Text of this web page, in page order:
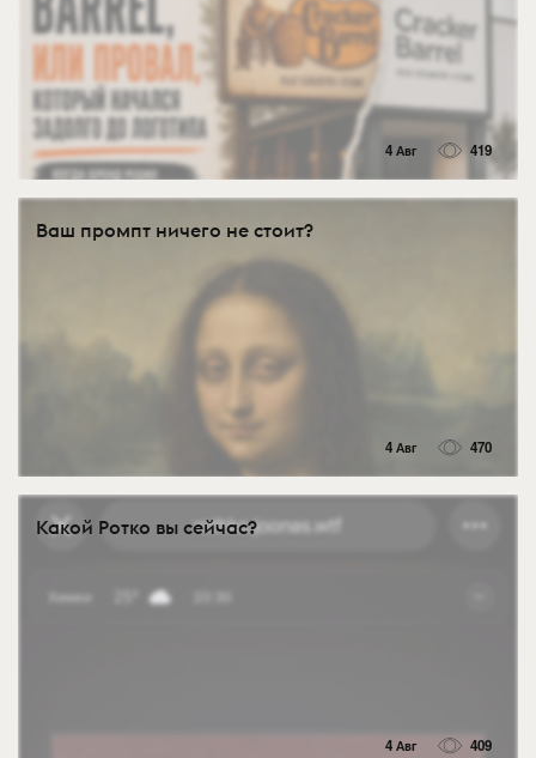
4 Авг 419
Ваш промпт ничего не стоит?
4 Авг 470
Какой Ротко вы сейчас?
4 Авг 409